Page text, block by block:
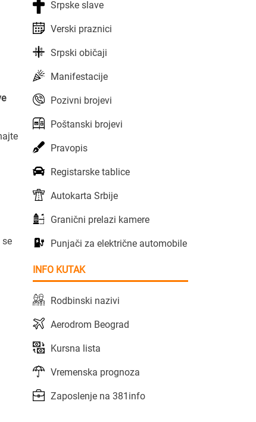
se
Srpske slave
Verski praznici
Srpski običaji
Manifestacije
Pozivni brojevi
Poštanski brojevi
Pravopis
Registarske tablice
Autokarta Srbije
Granični prelazi kamere
Punjači za električne automobile
INFO KUTAK
Rodbinski nazivi
Aerodrom Beograd
Kursna lista
Vremenska prognoza
Zaposlenje na 381info